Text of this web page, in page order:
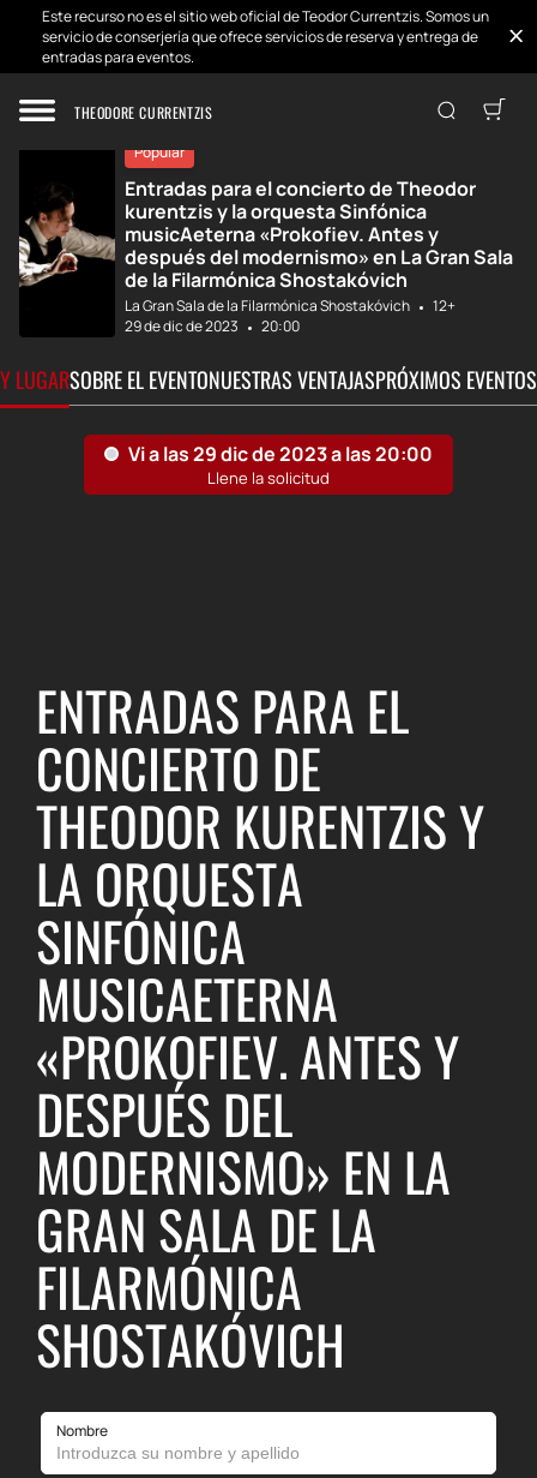
Este recurso no es el sitio web oficial de Teodor Currentzis. Somos un
servicio de conserjería que ofrece servicios de reserva y entrega de
entradas para eventos.
THEODORE CURRENTZIS
Inicio Desarrollos Theodor courentz...
Popular
Entradas para el concierto de Theodor
kurentzis y la orquesta Sinfónica
musicAeterna «Prokofiev. Antes y
después del modernismo» en La Gran Sala
de la Filarmónica Shostakóvich
La Gran Sala de la Filarmónica Shostakóvich
12+
29 de dic de 2023
20:00
LUGARSOBRE EL EVENTONUESTRAS VENTAJASPRÓXIMOS EVENTOS
ENTRADAS PARA EL
CONCIERTO DE
THEODOR KURENTZIS Y
LA ORQUESTA
SINFÓNICA
MUSICAETERNA
«PROKOFIEV. ANTES Y
DESPUÉS DEL
MODERNISMO» EN LA
GRAN SALA DE LA
FILARMÓNICA
SHOSTAKÓVICH
Nombre